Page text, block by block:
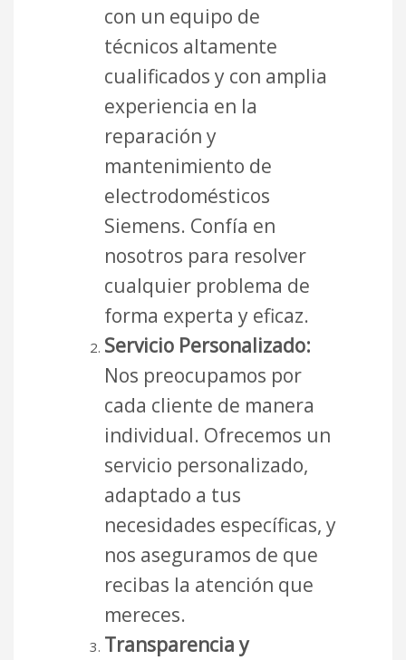
con un equipo de
técnicos altamente
cualificados y con amplia
experiencia en la
reparación y
mantenimiento de
electrodomésticos
Siemens. Confía en
nosotros para resolver
cualquier problema de
forma experta y eficaz.
Servicio Personalizado:
Nos preocupamos por
cada cliente de manera
individual. Ofrecemos un
servicio personalizado,
adaptado a tus
necesidades específicas, y
nos aseguramos de que
recibas la atención que
mereces.
Transparencia y